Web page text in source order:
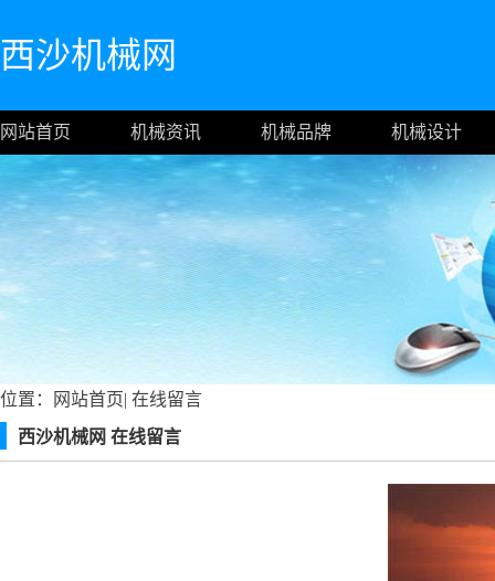
西沙机械网
网站首页 机械资讯 机械品牌 机械设计
位置： 网站首页| 在线留言
西沙机械网 在线留言